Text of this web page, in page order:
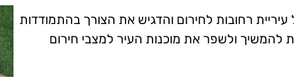
רחובות לחירום והדגיש את הצורך בהתמודדות
ולשפר את מוכנות העיר למצבי חירום